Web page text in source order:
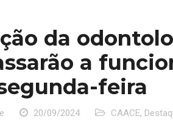
da
a
feira
20/09/2024 CAACE,